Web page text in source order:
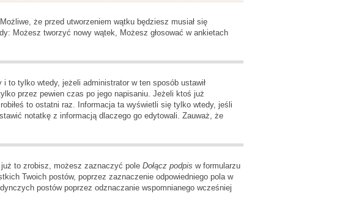
że przed utworzeniem wątku będziesz musiał się
Możesz tworzyć nowy wątek, Możesz głosować w ankietach
to tylko wtedy, jeżeli administrator w ten sposób ustawił
przez pewien czas po jego napisaniu. Jeżeli ktoś już
to ostatni raz. Informacja ta wyświetli się tylko wtedy, jeśli
notatkę z informacją dlaczego go edytowali. Zauważ, że
to zrobisz, możesz zaznaczyć pole Dołącz podpis w formularzu
Twoich postów, poprzez zaznaczenie odpowiedniego pola w
postów poprzez odznaczanie wspomnianego wcześniej